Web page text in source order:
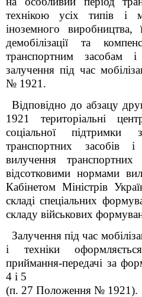
технікою усіх типів і
іноземного
демобілізації та
транспортним засобам і
залучення під час
№ 1921.
Відповідно до абзацу
1921 територіальні
соціальної підтримки
транспортних засобів
вилучення
відсотковими нормами
Кабінетом Міністрів
складі спеціальних
складу військових
Залучення під час
і техніки
приймання-передачі за
4 і 5
(п. 27 Положення № 1921).